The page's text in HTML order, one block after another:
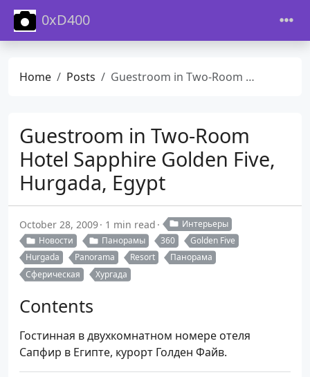
0xD400
Home Posts Guestroom in Two-Room Hotel Sapphire Golden Five, Hurgada, Egypt
Guestroom in Two-Room
Hotel Sapphire Golden Five,
Hurgada, Egypt
October 28, 2009 1 min read
Интерьеры
Новости
Панорамы 360
Golden Five
Hurgada
Panorama Resort
Панорама
Сферическая
Хургада
Contents
Гостинная в двухкомнатном номере отеля
Сапфир в Египте, курорт Голден Файв.